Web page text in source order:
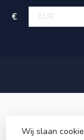
€
Wij slaan